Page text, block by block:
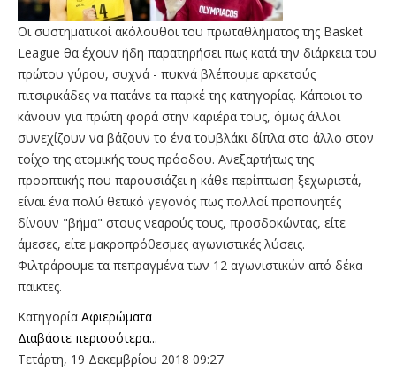
Οι συστηματικοί ακόλουθοι του πρωταθλήματος της Basket
League θα έχουν ήδη παρατηρήσει πως κατά την διάρκεια του
πρώτου γύρου, συχνά - πυκνά βλέπουμε αρκετούς
πιτσιρικάδες να πατάνε τα παρκέ της κατηγορίας. Κάποιοι το
κάνουν για πρώτη φορά στην καριέρα τους, όμως άλλοι
συνεχίζουν να βάζουν το ένα τουβλάκι δίπλα στο άλλο στον
τοίχο της ατομικής τους πρόοδου. Ανεξαρτήτως της
προοπτικής που παρουσιάζει η κάθε περίπτωση ξεχωριστά,
είναι ένα πολύ θετικό γεγονός πως πολλοί προπονητές
δίνουν "βήμα" στους νεαρούς τους, προσδοκώντας, είτε
άμεσες, είτε μακροπρόθεσμες αγωνιστικές λύσεις.
Φιλτράρουμε τα πεπραγμένα των 12 αγωνιστικών από δέκα
παικτες.
Κατηγορία Αφιερώματα
Διαβάστε περισσότερα...
Τετάρτη, 19 Δεκεμβρίου 2018 09:27